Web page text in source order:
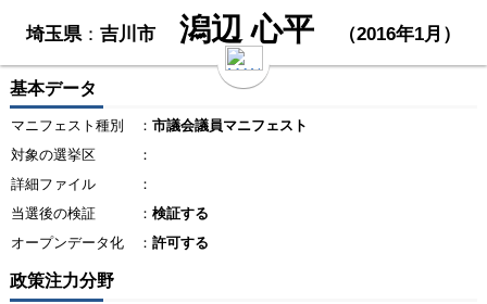
埼玉県：吉川市 潟辺 心平 （2016年1月）
基本データ
マニフェスト種別 ： 市議会議員マニフェスト
対象の選挙区
：
詳細ファイル
：
当選後の検証
： 検証する
オープンデータ化
： 許可する
政策注力分野